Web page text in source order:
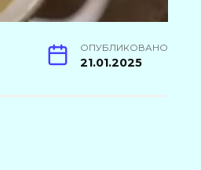
ОПУБЛИКОВАНО
21.01.2025